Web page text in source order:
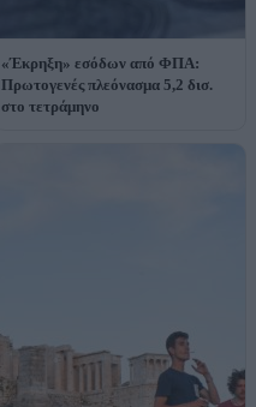
«Έκρηξη» εσόδων από ΦΠΑ:
Πρωτογενές πλεόνασμα 5,2 δισ.
στο τετράμηνο